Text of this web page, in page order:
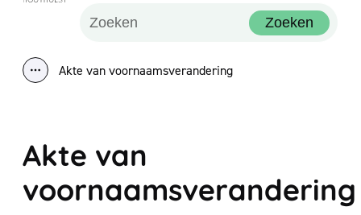
Waarmee kunnen we jou helpen?
Zoeken
Toon alle broodkruimel items
Akte van voornaamsverandering
Akte van
voornaamsverandering